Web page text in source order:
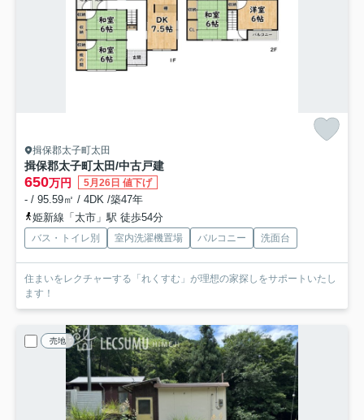
揖保郡太子町太田
揖保郡太子町太田/中古戸建
650万円 5月26日 値下げ
- / 95.59㎡ / 4DK /築47年
姫新線「太市」駅 徒歩54分
バス・トイレ別 室内洗濯機置場 バルコニー 洗面台
住まいをレクチャーする「れくすむ」が理想の家探しをサポートいたし
ます！
売地